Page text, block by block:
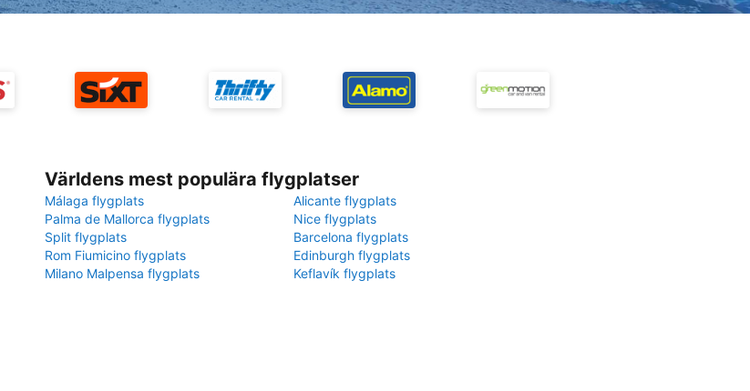
Världens mest populära flygplatser
Málaga flygplats
Alicante flygplats
Palma de Mallorca flygplats
Nice flygplats
Split flygplats
Barcelona flygplats
Rom Fiumicino flygplats
Edinburgh flygplats
Milano Malpensa flygplats
Keflavík flygplats